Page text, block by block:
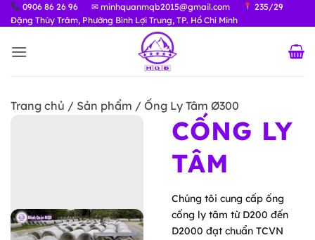
Bỏ
qua
dung
0906 86 26 96 ✉ minhquanmqb2015@gmail.com
235/29
Đặng Thùy Trâm, Phường Bình Lợi Trung, TP. Hồ Chí Minh
Trang chủ / Sản phẩm / Ống Ly Tâm Ø300
CỐNG LY
TÂM
Chúng tôi cung cấp ống
cống ly tâm từ D200 đến
D2000 đạt chuẩn TCVN